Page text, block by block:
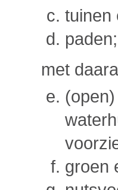
tuinen
paden;
met
groen